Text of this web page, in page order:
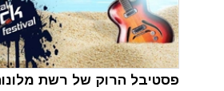
פסטיבל הרוק של רשת